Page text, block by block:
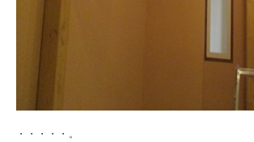
・・・・・。